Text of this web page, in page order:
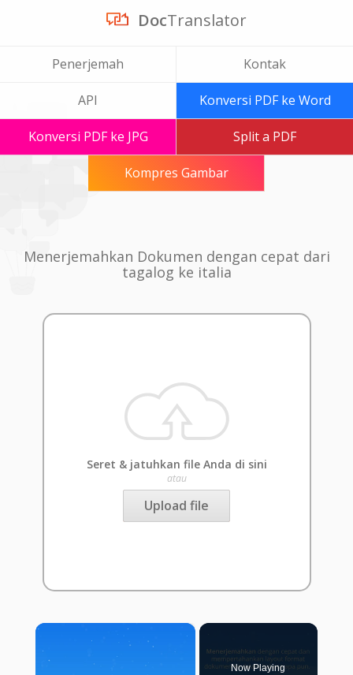
DocTranslator
Penerjemah Kontak
API Konversi PDF ke Word
Konversi PDF ke JPG Split a PDF
Kompres Gambar
Menerjemahkan Dokumen dengan cepat dari
tagalog ke italia
Seret & jatuhkan file Anda di sini
atau
Upload file
×
Now Playing